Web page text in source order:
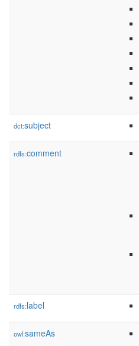
dct:subject
rdfs:comment
rdfs:label
owl:sameAs